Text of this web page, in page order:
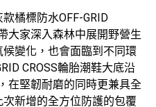
橘標防水OFF-GRID
大家深入森林中展開野營生
變化，也會面臨到不同環
CROSS輪胎潮鞋大底沿
在堅韌耐磨的同時更兼具全
新增的全方位防護的包覆